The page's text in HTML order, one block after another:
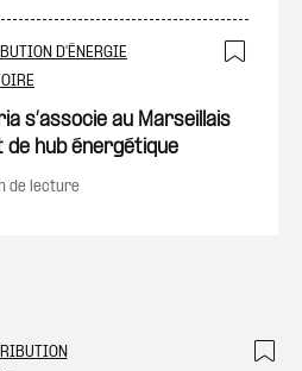
D'ÉNERGIE
s’associe au Marseillais
de hub énergétique
de lecture